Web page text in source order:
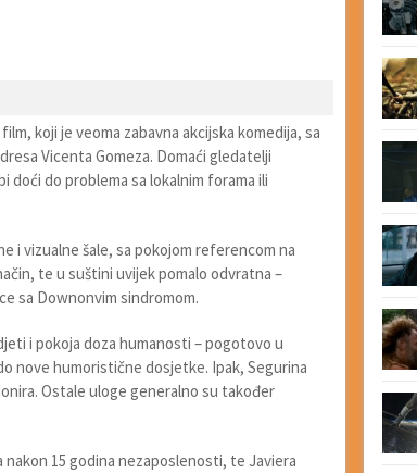
koji je veoma zabavna akcijska komedija, sa
Vicenta Gomeza. Domaći gledatelji
doći do problema sa lokalnim forama ili
i vizualne šale, sa pokojom referencom na
te u suštini uvijek pomalo odvratna –
sa Downonvim sindromom.
i pokoja doza humanosti – pogotovo u
nove humoristične dosjetke. Ipak, Segurina
Ostale uloge generalno su također
15 godina nezaposlenosti, te Javiera